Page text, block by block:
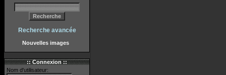
Recherche avancée
Nouvelles images
:: Connexion ::
Nom d'utilisateur: